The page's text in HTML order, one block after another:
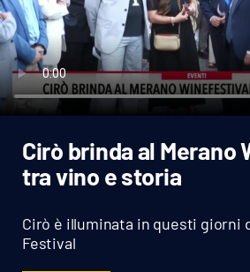
Politica
Attualità
Economia e lavoro
Italia Mondo
Sport
Cirò brinda al Merano
tra vino e storia
Cirò è illuminata in questi giorni
Festival